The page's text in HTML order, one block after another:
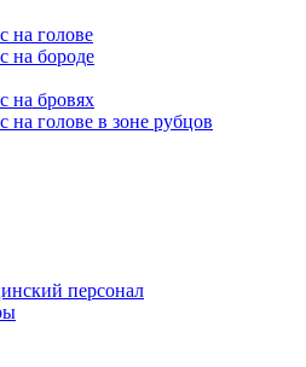
на голове
на бороде
на бровях
на голове в зоне рубцов
персонал